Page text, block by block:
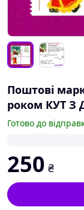
Поштові
роком КУТ
Готово до
250 ₴